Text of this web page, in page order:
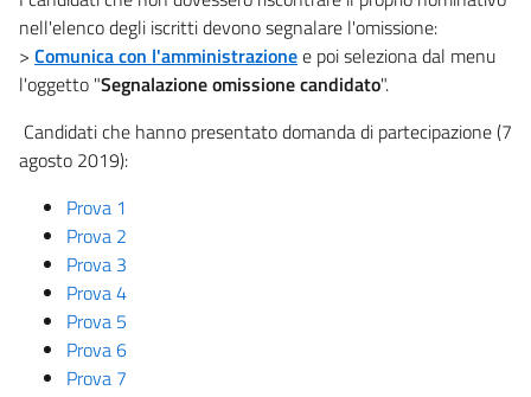
nell'elenco degli iscritti devono segnalare l'omissione:
> Comunica con l'amministrazionee poi seleziona dal menu
l'oggetto "Segnalazione omissione candidato".
Candidati che hanno presentato domanda di partecipazione (7
agosto 2019):
Prova 1
Prova 2
Prova 3
Prova 4
Prova 5
Prova 6
Prova 7